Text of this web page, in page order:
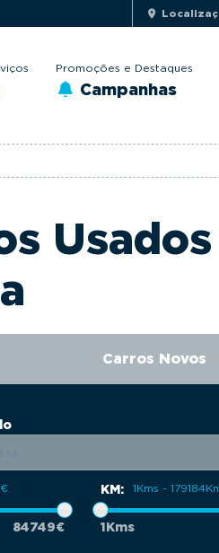
Promoções e Destaques
Campanhas
Carros Novos
84749€
KM:
1Kms